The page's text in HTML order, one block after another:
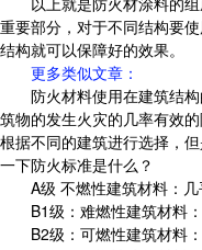
重要部分，对于不同结构要
结构就可以保障好的效果。
更多类似文章 ：
防火材料使用在建筑结
筑物的发生火灾的几率有效
根据不同的建筑进行选择，
一下防火标准是什么？
A级 不燃性建筑材料：几
B1级：难燃性建筑材料
B2级：可燃性建筑材料